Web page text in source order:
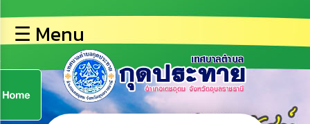
หลัก
ข้อมูล
พื้น
ฐาน
☰ Menu